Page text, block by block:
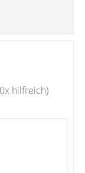
hilfreich)